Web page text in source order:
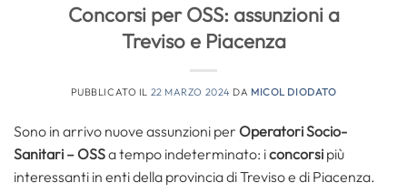
Concorsi per OSS: assunzioni a
Treviso e Piacenza
PUBBLICATO IL 22 MARZO 2024 DA MICOL DIODATO
Sono in arrivo nuove assunzioni per Operatori Socio-
Sanitari – OSSa tempo indeterminato: iconcorsi più
interessanti in enti della provincia di Treviso e di Piacenza.